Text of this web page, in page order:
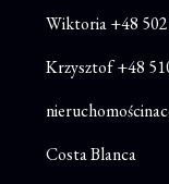
Wiktoria+48
Krzysztof+48
Costa Blanca